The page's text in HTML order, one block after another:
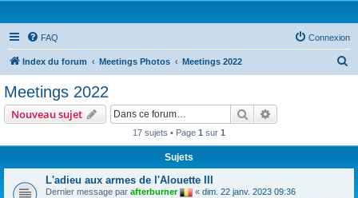
FAQ Connexion
Index du forum Meetings Photos Meetings 2022
Meetings 2022
Nouveau sujet Rechercher
17 sujets • Page 1 sur 1
Sujets
L'adieu aux armes de l'Alouette III
Dernier message par afterburner « dim. 22 janv. 2023 09:36